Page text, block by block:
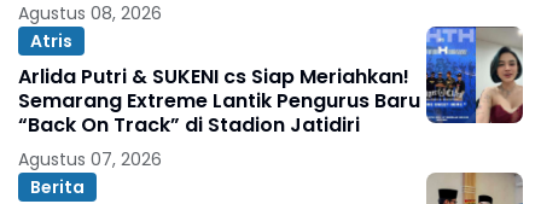
Agustus 08, 2026
Atris
Arlida Putri & SUKENI cs Siap Meriahkan!
Semarang Extreme Lantik Pengurus Baru
“Back On Track” di Stadion Jatidiri
Agustus 07, 2026
Berita